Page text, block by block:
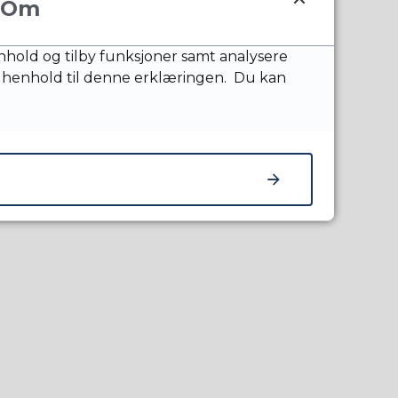
etter
etter denne
Om
og tilby funksjoner samt analysere
henhold til denne erklæringen. Du kan